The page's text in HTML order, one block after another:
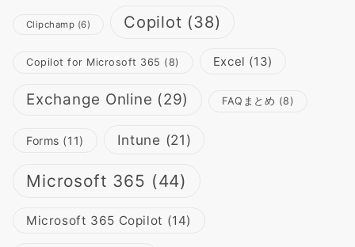
Clipchamp (6) Copilot (38)
Copilot for Microsoft 365 (8) Excel (13)
Exchange Online (29) FAQまとめ (8)
Forms (11) Intune (21)
Microsoft 365 (44)
Microsoft 365 Copilot (14)